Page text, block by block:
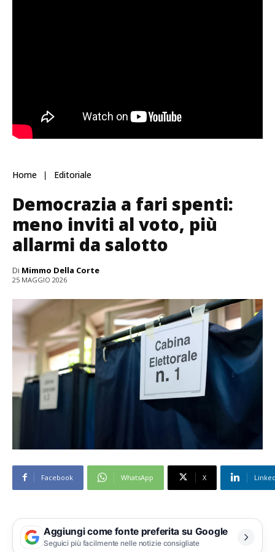
Home Editoriale
Democrazia a fari spenti:
meno inviti al voto, più
allarmi da salotto
Di Mimmo Della Corte
25 MAGGIO 2026
Facebook WhatsApp X
Aggiungi come fonte preferita su Google
Seguici più facilmente nelle notizie consigliate